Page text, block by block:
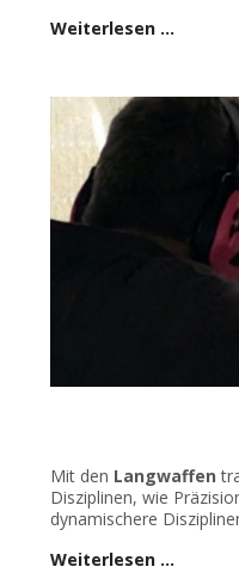
Weiterlesen …
Mit den Langwaffen
Disziplinen, wie
dynamischere
Weiterlesen …